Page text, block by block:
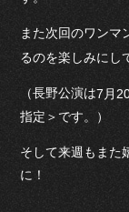
また次回のワンマ
るのを楽しみにし
（長野公演は7月
指定＞です。）
そして来週もまた
に！